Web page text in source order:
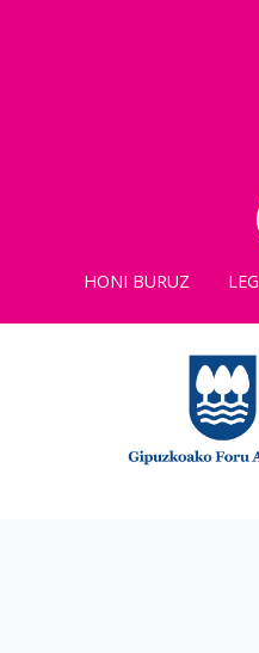
HONI BURUZ